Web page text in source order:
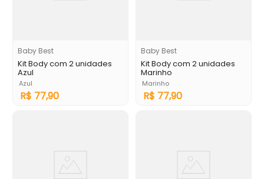
Baby Best
Kit Body com 2 unidades
Azul
Azul
R$ 77,90
Baby Best
Kit Body com 2 unidades
Marinho
Marinho
R$ 77,90